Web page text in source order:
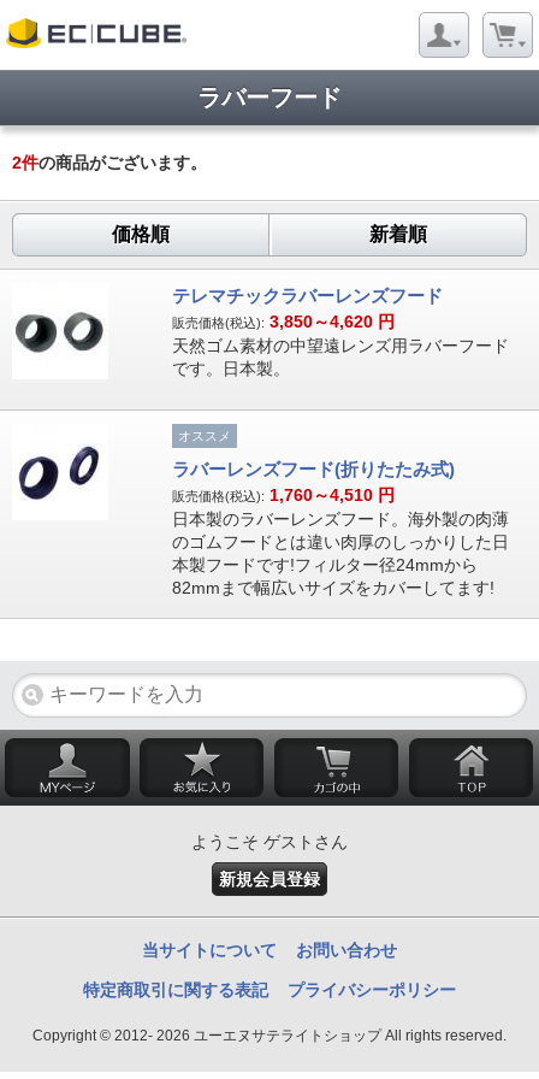
ラバーフード
2件の商品がございます。
価格順 新着順
テレマチックラバーレンズフード
販売価格(税込): 3,850～4,620 円
天然ゴム素材の中望遠レンズ用ラバーフード
です。日本製。
オススメ
ラバーレンズフード(折りたたみ式)
販売価格(税込): 1,760～4,510 円
日本製のラバーレンズフード。海外製の肉薄
のゴムフードとは違い肉厚のしっかりした日
本製フードです!フィルター径24mmから
82mmまで幅広いサイズをカバーしてます!
ようこそ ゲストさん
新規会員登録
当サイトについて お問い合わせ
特定商取引に関する表記 プライバシーポリシー
Copyright © 2012- 2026 ユーエヌサテライトショップ All rights reserved.